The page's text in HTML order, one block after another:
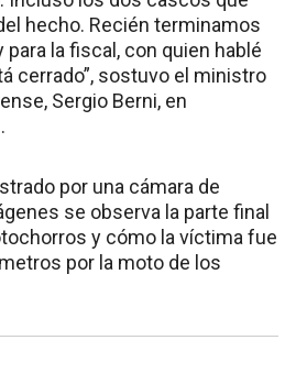
hecho. Recién terminamos
la fiscal, con quien hablé
cerrado”, sostuvo el ministro
Sergio Berni, en
por una cámara de
se observa la parte final
y cómo la víctima fue
por la moto de los